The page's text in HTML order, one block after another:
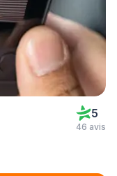
5
46 avis